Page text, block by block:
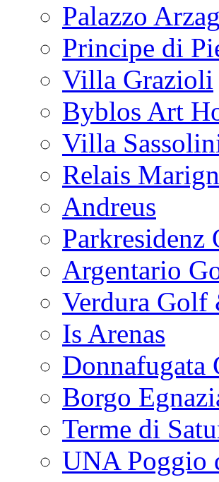
Palazzo
Principe di
Villa Grazioli
Byblos Art
Villa
Relais
Andreus
Parkresidenz
Argentario
Verdura Golf
Is Arenas
Donnafugata
Borgo
Terme di
UNA Poggio